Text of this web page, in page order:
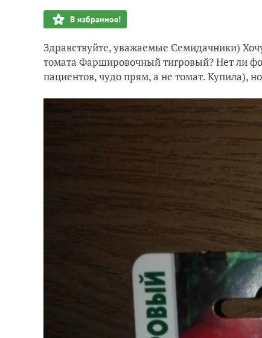
В избранное!
Здравствуйте, уважаемые Семидачники)
томата Фаршировочный тигровый? Нет ли
пациентов, чудо прям, а не томат. Купила),